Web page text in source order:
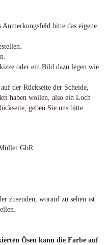
bitte das eigene
oder ein Bild dazu legen wie
der Rückseite der Scheide,
haben wollen, also ein Loch
geben Sie uns bitte
GbR
zusenden, worauf zu sehen ist
Ösen kann die Farbe auf